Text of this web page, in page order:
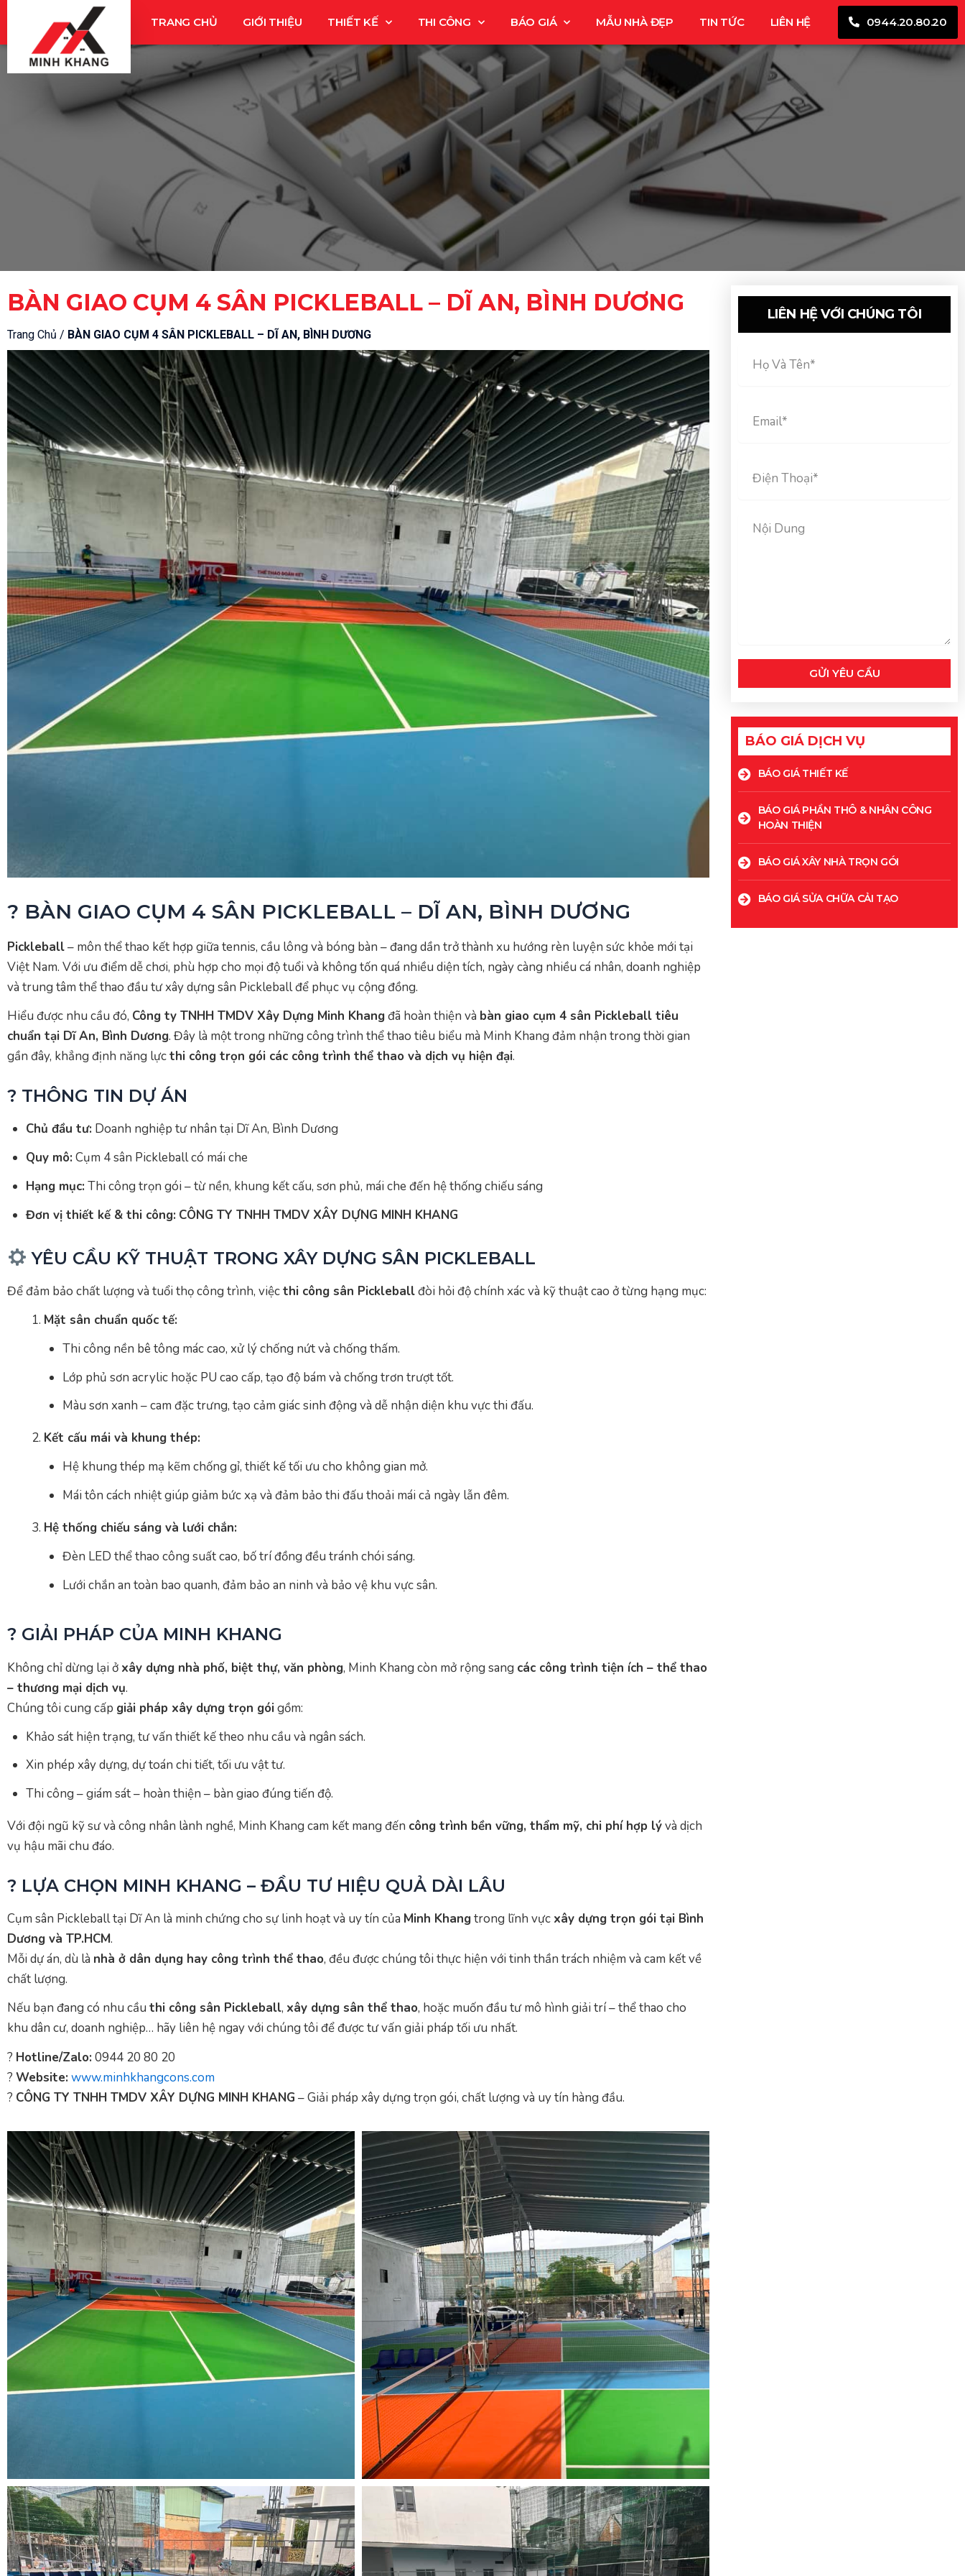
nội
dung
TRANG CHỦ GIỚI THIỆU THIẾT KẾ THI CÔNG BÁO GIÁ MẪU NHÀ ĐẸP TIN TỨC LIÊN HỆ 0944.20.80.20
BÀN GIAO CỤM 4 SÂN PICKLEBALL – DĨ AN, BÌNH DƯƠNG
Trang Chủ / BÀN GIAO CỤM 4 SÂN PICKLEBALL – DĨ AN, BÌNH DƯƠNG
? BÀN GIAO CỤM 4 SÂN PICKLEBALL – DĨ AN, BÌNH DƯƠNG
Pickleball– môn thể thao kết hợp giữa tennis, cầu lông và bóng bàn – đang dần trở thành xu hướng rèn luyện sức khỏe mới tại
Việt Nam. Với ưu điểm dễ chơi, phù hợp cho mọi độ tuổi và không tốn quá nhiều diện tích, ngày càng nhiều cá nhân, doanh nghiệp
và trung tâm thể thao đầu tư xây dựng sân Pickleball để phục vụ cộng đồng.
Hiểu được nhu cầu đó, Công ty TNHH TMDV Xây Dựng Minh Khangđã hoàn thiện và bàn giao cụm 4 sân Pickleball tiêu
chuẩn tại Dĩ An, Bình Dương. Đây là một trong những công trình thể thao tiêu biểu mà Minh Khang đảm nhận trong thời gian
gần đây, khẳng định năng lựcthi công trọn gói các công trình thể thao và dịch vụ hiện đại.
?️ THÔNG TIN DỰ ÁN
Chủ đầu tư: Doanh nghiệp tư nhân tại Dĩ An, Bình Dương
Quy mô: Cụm 4 sân Pickleball có mái che
Hạng mục: Thi công trọn gói – từ nền, khung kết cấu, sơn phủ, mái che đến hệ thống chiếu sáng
Đơn vị thiết kế & thi công: CÔNG TY TNHH TMDV XÂY DỰNG MINH KHANG
YÊU CẦU KỸ THUẬT TRONG XÂY DỰNG SÂN PICKLEBALL
Để đảm bảo chất lượng và tuổi thọ công trình, việcthi công sân Pickleballđòi hỏi độ chính xác và kỹ thuật cao ở từng hạng mục:
Mặt sân chuẩn quốc tế:
Thi công nền bê tông mác cao, xử lý chống nứt và chống thấm.
Lớp phủ sơn acrylic hoặc PU cao cấp, tạo độ bám và chống trơn trượt tốt.
Màu sơn xanh – cam đặc trưng, tạo cảm giác sinh động và dễ nhận diện khu vực thi đấu.
Kết cấu mái và khung thép:
Hệ khung thép mạ kẽm chống gỉ, thiết kế tối ưu cho không gian mở.
Mái tôn cách nhiệt giúp giảm bức xạ và đảm bảo thi đấu thoải mái cả ngày lẫn đêm.
Hệ thống chiếu sáng và lưới chắn:
Đèn LED thể thao công suất cao, bố trí đồng đều tránh chói sáng.
Lưới chắn an toàn bao quanh, đảm bảo an ninh và bảo vệ khu vực sân.
? GIẢI PHÁP CỦA MINH KHANG
Không chỉ dừng lại ở xây dựng nhà phố, biệt thự, văn phòng, Minh Khang còn mở rộng sang các công trình tiện ích – thể thao
– thương mại dịch vụ.
Chúng tôi cung cấp giải pháp xây dựng trọn góigồm:
Khảo sát hiện trạng, tư vấn thiết kế theo nhu cầu và ngân sách.
Xin phép xây dựng, dự toán chi tiết, tối ưu vật tư.
Thi công – giám sát – hoàn thiện – bàn giao đúng tiến độ.
Với đội ngũ kỹ sư và công nhân lành nghề, Minh Khang cam kết mang đến công trình bền vững, thẩm mỹ, chi phí hợp lývà dịch
vụ hậu mãi chu đáo.
? LỰA CHỌN MINH KHANG – ĐẦU TƯ HIỆU QUẢ DÀI LÂU
Cụm sân Pickleball tại Dĩ An là minh chứng cho sự linh hoạt và uy tín của Minh Khangtrong lĩnh vực xây dựng trọn gói tại Bình
Dương và TP.HCM.
Mỗi dự án, dù là nhà ở dân dụng hay công trình thể thao, đều được chúng tôi thực hiện với tinh thần trách nhiệm và cam kết về
chất lượng.
Nếu bạn đang có nhu cầu thi công sân Pickleball, xây dựng sân thể thao, hoặc muốn đầu tư mô hình giải trí – thể thao cho
khu dân cư, doanh nghiệp… hãy liên hệ ngay với chúng tôi để được tư vấn giải pháp tối ưu nhất.
? Hotline/Zalo: 0944 20 80 20
? Website: www.minhkhangcons.com
?️ CÔNG TY TNHH TMDV XÂY DỰNG MINH KHANG – Giải pháp xây dựng trọn gói, chất lượng và uy tín hàng đầu.
LIÊN HỆ VỚI CHÚNG TÔI
Thoại
Nội
GỬI YÊU CẦU
BÁO GIÁ DỊCH VỤ
BÁO GIÁ THIẾT KẾ
BÁO GIÁ PHẦN THÔ & NHÂN CÔNG
HOÀN THIỆN
BÁO GIÁ XÂY NHÀ TRỌN GÓI
BÁO GIÁ SỬA CHỮA CẢI TẠO